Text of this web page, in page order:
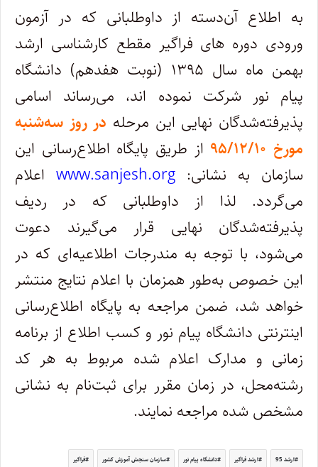
به اطلاع آن‌دسته از داوطلبانی که در آزمون
ورودی دوره های فراگیر مقطع کارشناسی ارشد
بهمن ماه سال ۱۳۹۵ (نوبت هفدهم) دانشگاه
پیام نور شرکت نموده اند، می‌رساند اسامی
پذیرفته‌شدگان نهایی این مرحله در روز سه‌شنبه
مورخ ۹۵/۱۲/۱۰
از طریق پایگاه اطلاع‌رسانی این
سازمان به نشانی: www.sanjesh.org اعلام
می‌گردد. لذا از داوطلبانی که در ردیف
پذیرفته‌شدگان نهایی قرار می‌گیرند دعوت
می‌شود، با توجه به مندرجات اطلاعیه‌ای که در
این خصوص به‌طور همزمان با اعلام نتایج منتشر
خواهد شد، ضمن مراجعه به پایگاه اطلاع‌رسانی
اینترنتی دانشگاه پیام نور و کسب ‌اطلاع از برنامه
زمانی و مدارک اعلام شده مربوط به هر کد
رشته‌محل، در زمان مقرر برای ثبت‌نام به نشانی
مشخص شده مراجعه نمایند.
ارشد 95 ارشد فراگیر دانشگاه پیام نور سازمان سنجش آموزش کشور فراگیر